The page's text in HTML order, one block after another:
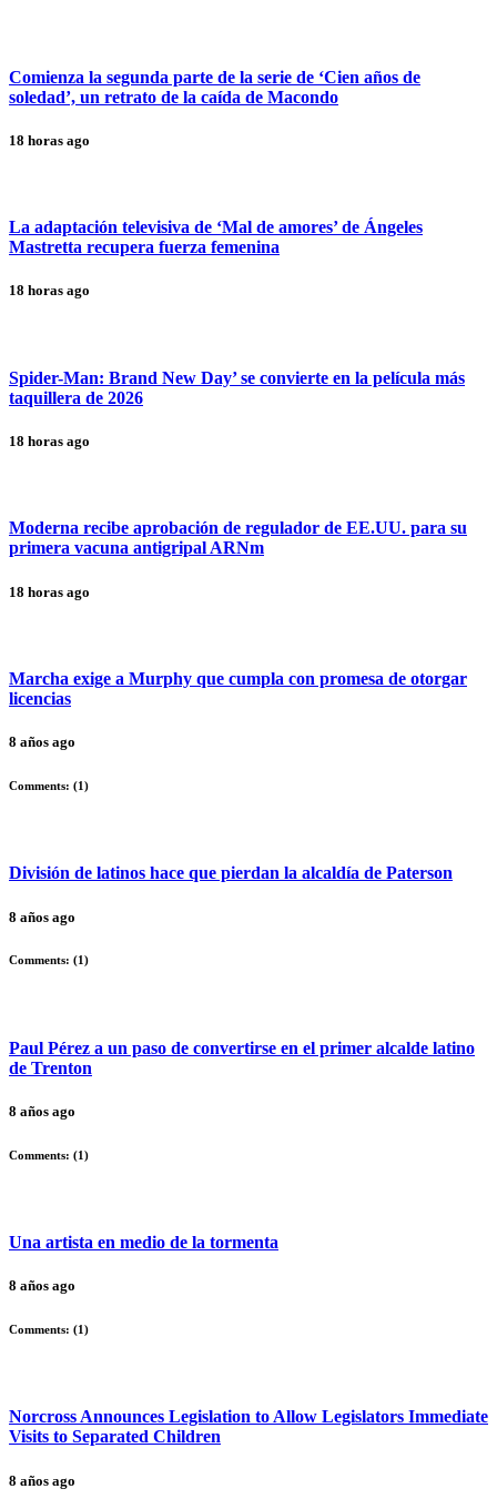
Comienza la segunda parte de la serie de ‘Cien años de
soledad’, un retrato de la caída de Macondo
18 horas ago
La adaptación televisiva de ‘Mal de amores’ de Ángeles
Mastretta recupera fuerza femenina
18 horas ago
Spider-Man: Brand New Day’ se convierte en la película más
taquillera de 2026
18 horas ago
Moderna recibe aprobación de regulador de EE.UU. para su
primera vacuna antigripal ARNm
18 horas ago
Marcha exige a Murphy que cumpla con promesa de otorgar
licencias
8 años ago
Comments: (1)
División de latinos hace que pierdan la alcaldía de Paterson
8 años ago
Comments: (1)
Paul Pérez a un paso de convertirse en el primer alcalde latino
de Trenton
8 años ago
Comments: (1)
Una artista en medio de la tormenta
8 años ago
Comments: (1 )
Norcross Announces Legislation to Allow Legislators Immediate
Visits to Separated Children
8 años ago